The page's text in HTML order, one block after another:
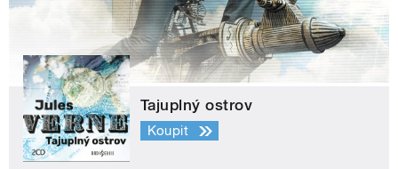
Tajuplný ostrov
Koupit